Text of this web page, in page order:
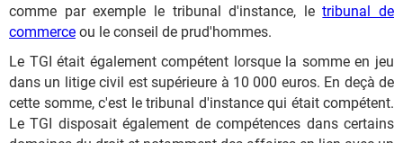
comme par exemple le tribunal d'instance, letribunal de
commerce ou le conseil de prud'hommes.
Le TGI était également compétent lorsque la somme en jeu
dans un litige civil est supérieure à 10 000 euros. En deçà de
cette somme, c'est le tribunal d'instance qui était compétent.
Le TGI disposait également de compétences dans certains